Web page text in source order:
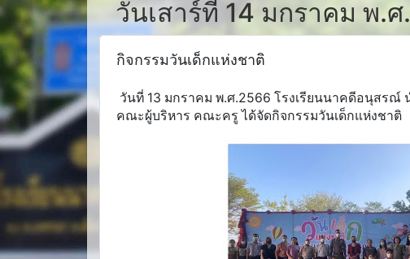
วันเสาร์ที่ 14 มกราคม พ.
กิจกรรมวันเด็กแห่งชาติ
วันที่ 13 มกราคม พ.ศ.2566 โรงเรียนนาคดีอนุสร
คณะผู้บริหาร คณะครู ได้จัดกิจกรรมวันเด็กแห่งชาติ